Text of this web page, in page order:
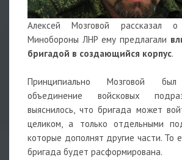
Алексей Мозговой
Минобороны ЛНР ему предлагали
бригадой в создающийся корпус.
Принципиально Мозговой
объединение войсковых
выяснилось, что бригада может
целиком, а только отдельными
которые дополнят другие части. То
бригада будет расформирована.